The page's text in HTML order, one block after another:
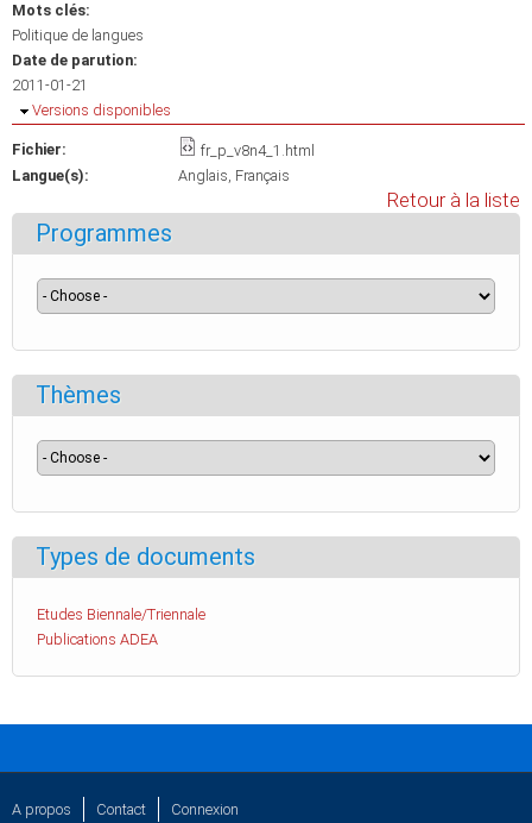
Mots clés:
Politique de langues
Date de parution:
2011-01-21
Masquer
Versions disponibles
Fichier:
fr_p_v8n4_1.html
Langue(s):
Anglais Français
Retour à la liste
Programmes
Thèmes
Types de documents
Etudes Biennale/Triennale
Publications ADEA
A propos Contact Connexion